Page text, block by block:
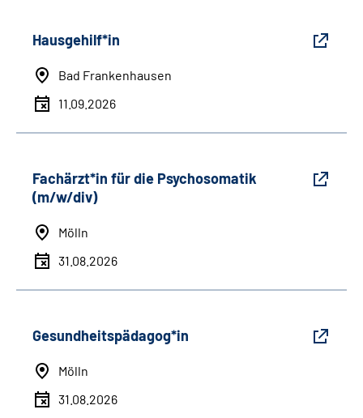
Hausgehilf*in
Bad Frankenhausen
11.09.2026
Fachärzt*in für die Psychosomatik
(m/w/div)
Mölln
31.08.2026
Gesundheitspädagog*in
Mölln
31.08.2026